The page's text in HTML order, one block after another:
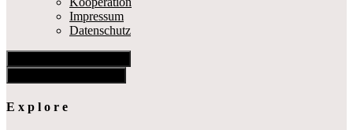
Impressum
Datenschutz
E x p l o r e